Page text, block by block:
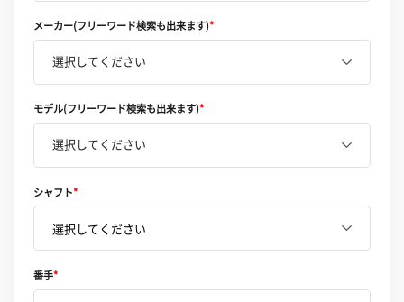
メーカー(フリーワード検索も出来ます)*
選択してください
モデル(フリーワード検索も出来ます)*
選択してください
シャフト*
番手*